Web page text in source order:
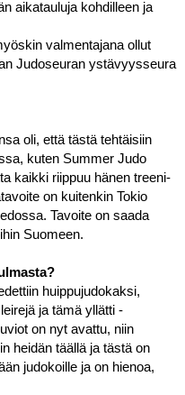
aikatauluja kohdilleen ja
valmentajana ollut
Judoseuran ystävyysseura
oli, että tästä tehtäisiin
kuten Summer Judo
kaikki riippuu hänen treeni-
on kuitenkin Tokio
Tavoite on saada
Suomeen.
huippujudokaksi,
ja tämä yllätti -
on nyt avattu, niin
heidän täällä ja tästä on
judokoille ja on hienoa,